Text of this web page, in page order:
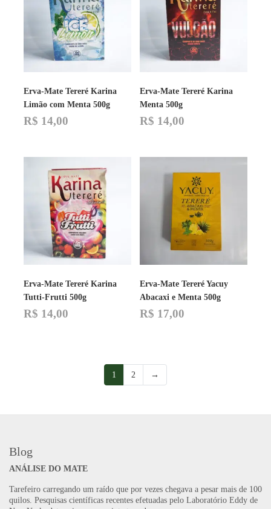
Erva-Mate Tereré Karina
Limão com Menta 500g
R$ 14,00
Erva-Mate Tereré Karina
Menta 500g
R$ 14,00
Erva-Mate Tereré Karina
Tutti-Frutti 500g
R$ 14,00
Erva-Mate Tereré Yacuy
Abacaxi e Menta 500g
R$ 17,00
1 2 →
Blog
ANÁLISE DO MATE
Tarefeiro carregando um raído que por vezes chegava a pesar mais de 100
quilos. Pesquisas científicas recentes efetuadas pelo Laboratório Eddy de